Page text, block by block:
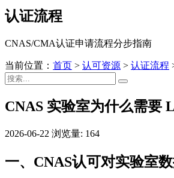
认证流程
CNAS/CMA认证申请流程分步指南
当前位置： 首页 > 认可资源 > 认证流程
CNAS 实验室为什么需要
2026-06-22 浏览量: 164
一、CNAS认可对实验室